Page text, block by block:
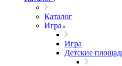
Каталог
Игра
Игра
Детские